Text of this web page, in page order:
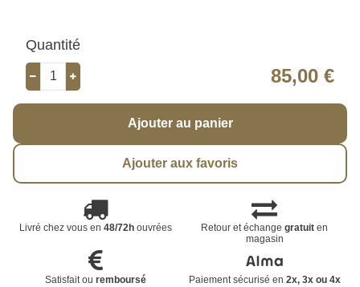
Quantité
85,00 €
Ajouter au panier
Ajouter aux favoris
Livré chez vous en 48/72houvrées Retour et échangegratuit en
magasin
Satisfait ou remboursé Paiement sécurisé en 2x, 3x ou 4x